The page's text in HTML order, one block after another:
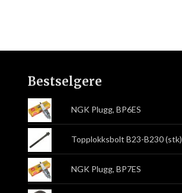
Bestselgere
NGK Plugg, BP6ES
Topplokksbolt B23-B230 (stk)
NGK Plugg, BP7ES